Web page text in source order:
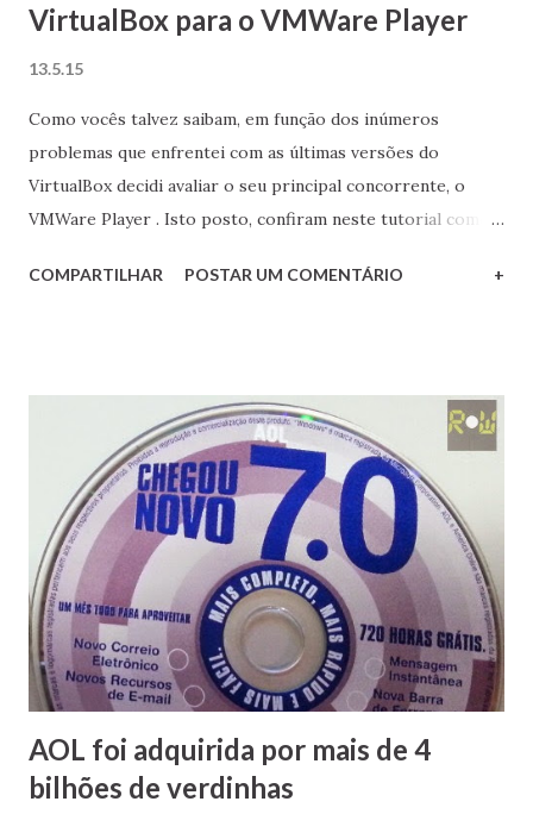
VirtualBox para o VMWare Player
13.5.15
Como vocês talvez saibam, em função dos inúmeros
problemas que enfrentei com as últimas versões do
VirtualBox decidi avaliar o seu principal concorrente, o
VMWare Player . Isto posto, confiram neste tutorial como
VirtualBox para o VMWare Player sem a necessidade de
COMPARTILHAR POSTAR UM COMENTÁRIO +
AOL foi adquirida por mais de 4
bilhões de verdinhas